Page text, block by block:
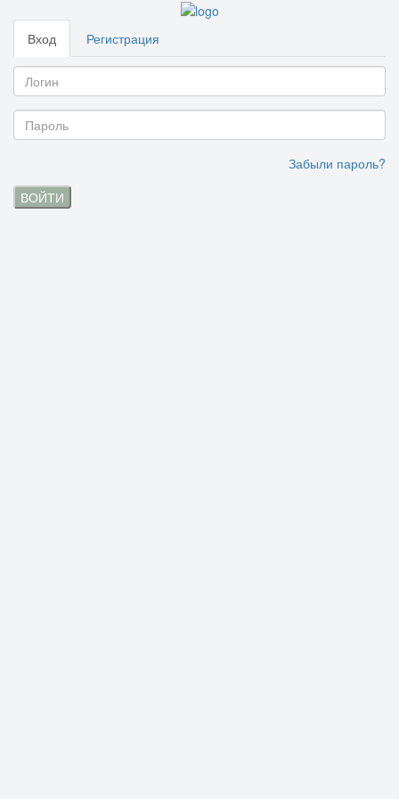
Вход Регистрация
Забыли пароль?
ВОЙТИ